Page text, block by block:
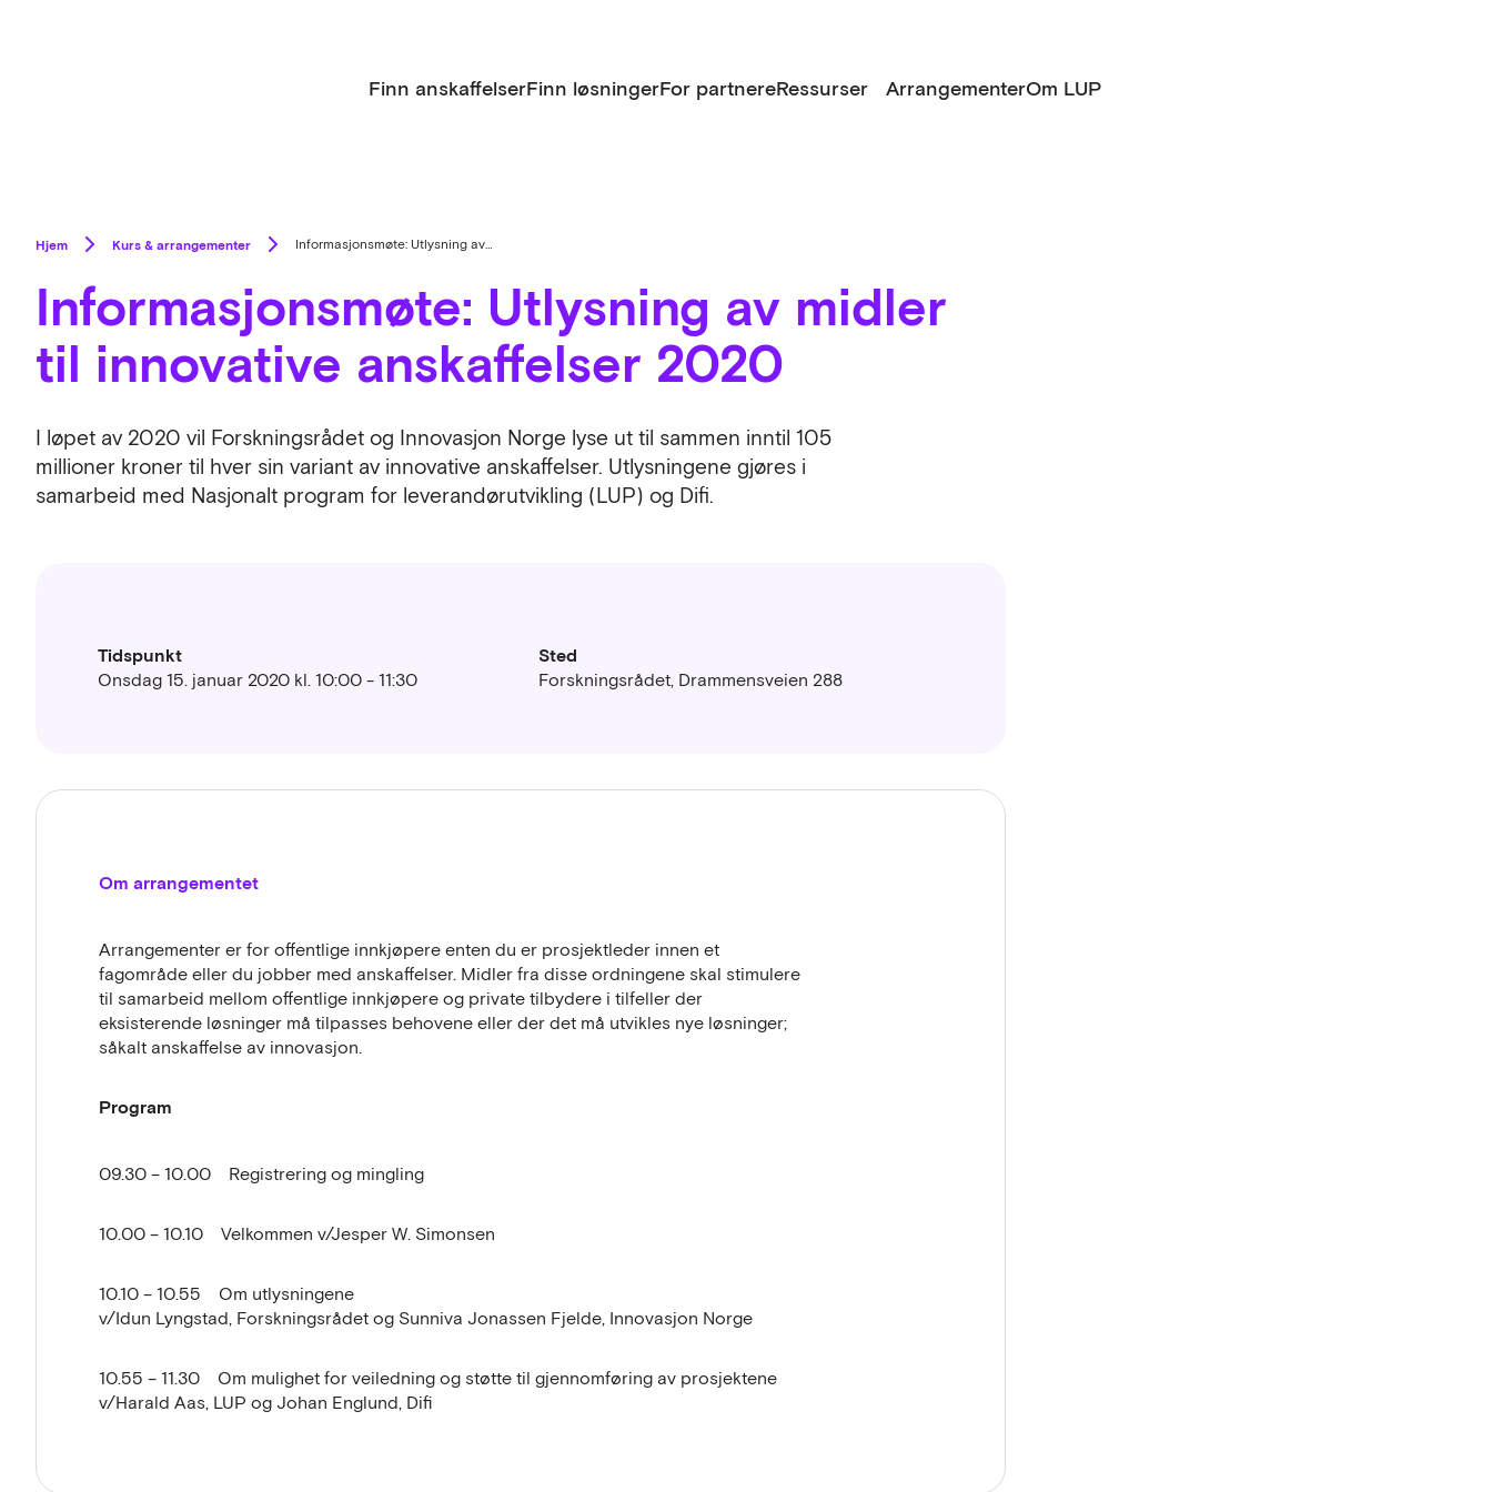
Finn anskaffelserFinn løsningerFor partnereRessurser ArrangementerOm LUP
Hjem Kurs & arrangementer Informasjonsmøte: Utlysning av midler til innovative anskaffelser 2020
Informasjonsmøte: Utlysning av midler
til innovative anskaffelser 2020
I løpet av 2020 vil Forskningsrådet og Innovasjon Norge lyse ut til sammen inntil 105
millioner kroner til hver sin variant av innovative anskaffelser. Utlysningene gjøres i
samarbeid med Nasjonalt program for leverandørutvikling (LUP) og Difi.
Tidspunkt
Onsdag 15. januar 2020 kl. 10:00 - 11:30
Sted
Forskningsrådet, Drammensveien 288
Om arrangementet
Arrangementer er for offentlige innkjøpere enten du er prosjektleder innen et
fagområde eller du jobber med anskaffelser. Midler fra disse ordningene skal stimulere
til samarbeid mellom offentlige innkjøpere og private tilbydere i tilfeller der
eksisterende løsninger må tilpasses behovene eller der det må utvikles nye løsninger;
såkalt anskaffelse av innovasjon.
Program
09.30 – 10.00 Registrering og mingling
10.00 – 10.10 Velkommen v/Jesper W. Simonsen
10.10 – 10.55 Om utlysningene
v/Idun Lyngstad, Forskningsrådet og Sunniva Jonassen Fjelde, Innovasjon Norge
10.55 – 11.30 Om mulighet for veiledning og støtte til gjennomføring av prosjektene
v/Harald Aas, LUP og Johan Englund, Difi